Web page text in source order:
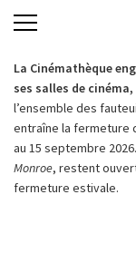
La Cinémathèque
ses salles de cinéma,
l’ensemble des
entraîne la fermeture
au 15 septembre
Monroe, restent
fermeture estivale.